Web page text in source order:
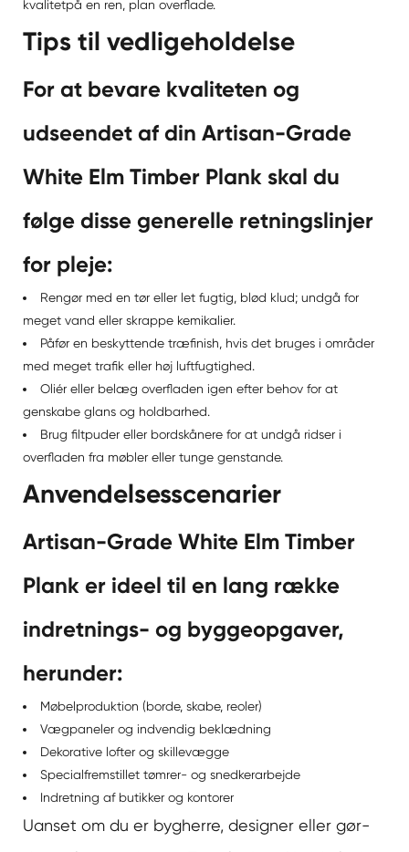
kvalitetpå en ren, plan overflade.
Tips til vedligeholdelse
For at bevare kvaliteten og
udseendet af din Artisan-Grade
White Elm Timber Plank skal du
følge disse generelle retningslinjer
for pleje:
Rengør med en tør eller let fugtig, blød klud; undgå for
meget vand eller skrappe kemikalier.
Påfør en beskyttende træfinish, hvis det bruges i områder
med meget trafik eller høj luftfugtighed.
Oliér eller belæg overfladen igen efter behov for at
genskabe glans og holdbarhed.
Brug filtpuder eller bordskånere for at undgå ridser i
overfladen fra møbler eller tunge genstande.
Anvendelsesscenarier
Artisan-Grade White Elm Timber
Plank er ideel til en lang række
indretnings- og byggeopgaver,
herunder:
Møbelproduktion (borde, skabe, reoler)
Vægpaneler og indvendig beklædning
Dekorative lofter og skillevægge
Specialfremstillet tømrer- og snedkerarbejde
Indretning af butikker og kontorer
Uanset om du er bygherre, designer eller gør-